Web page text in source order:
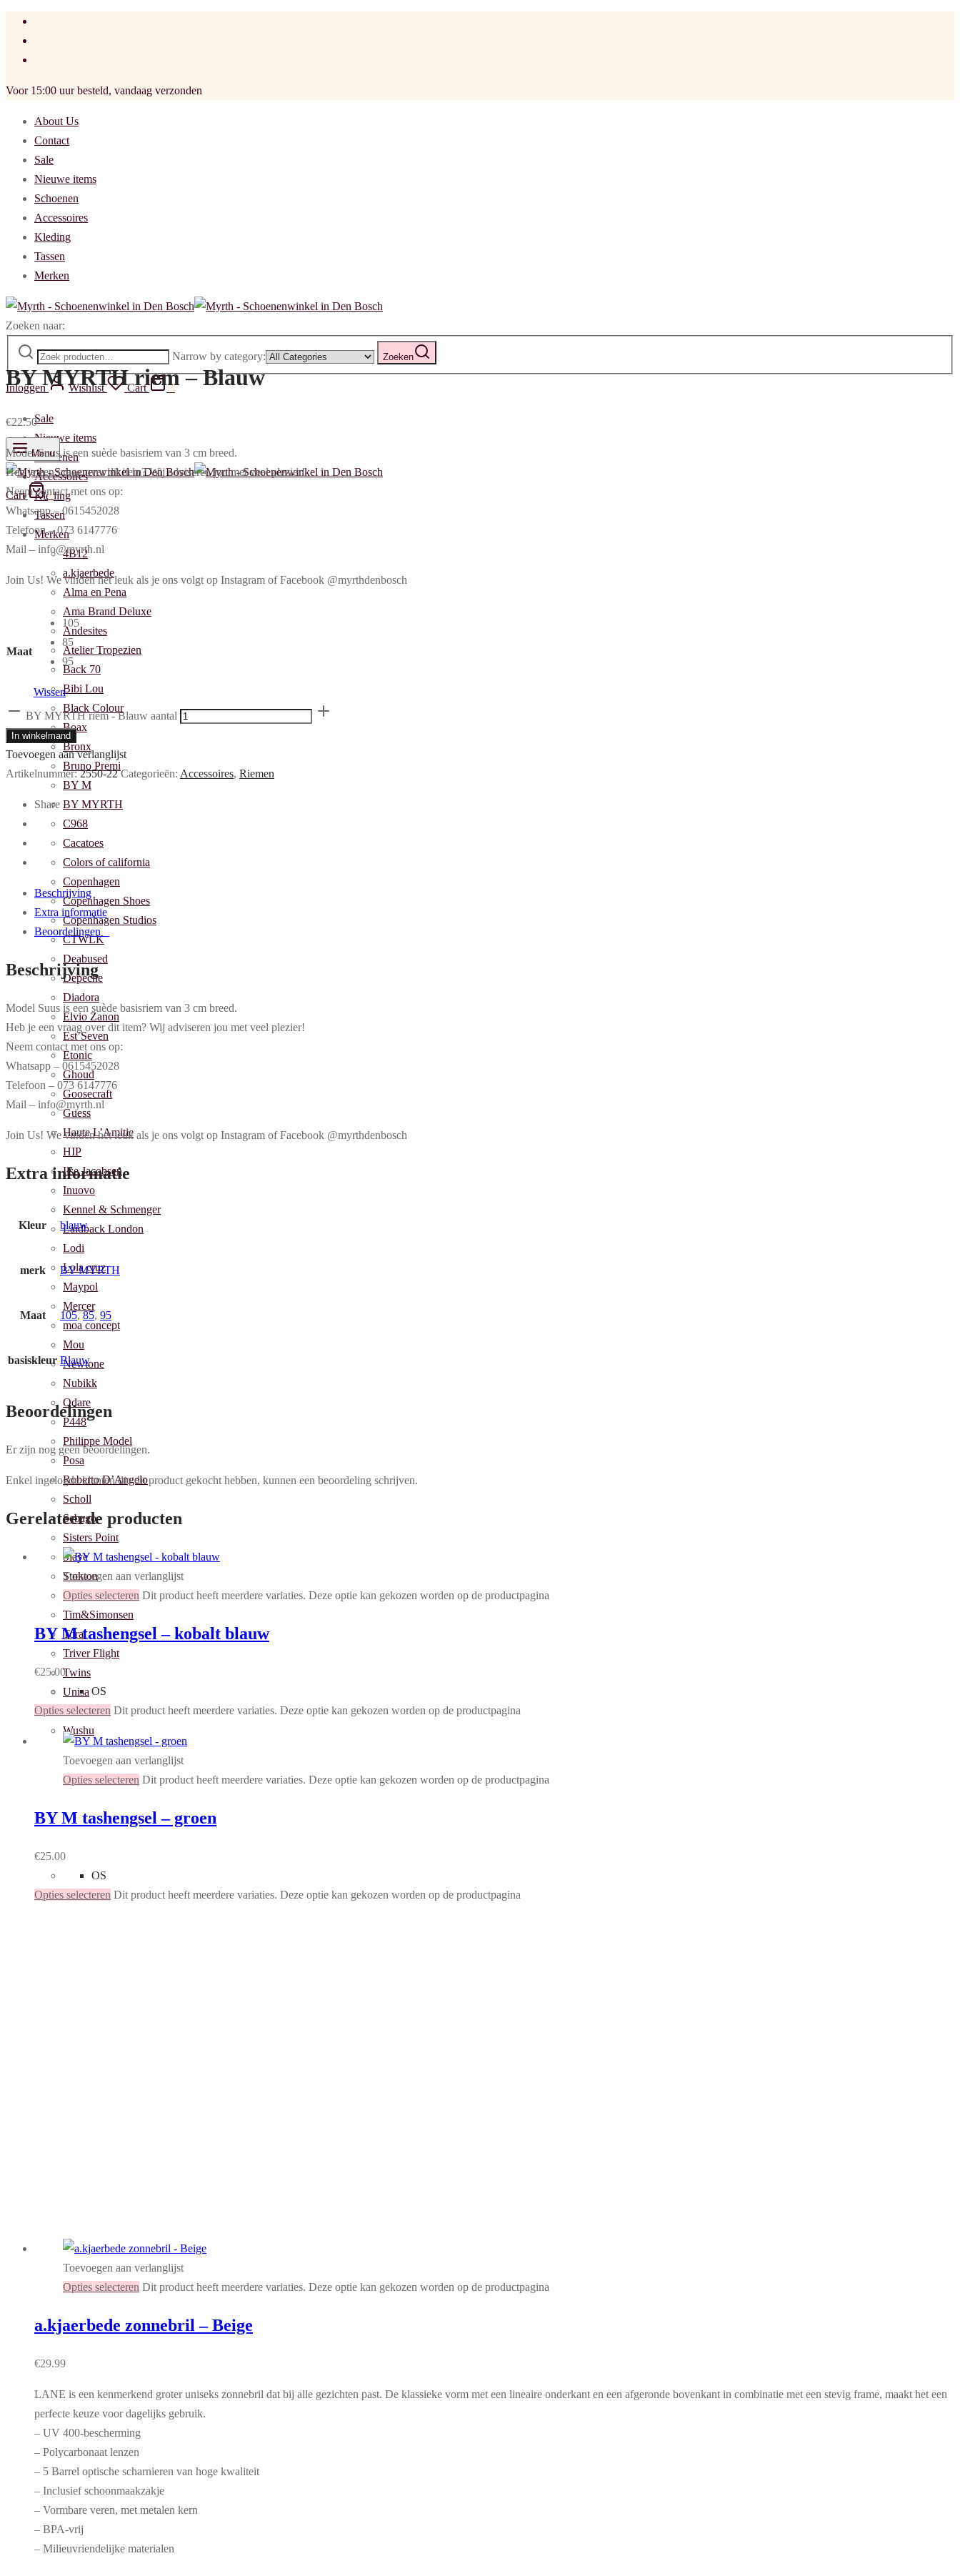
Voor 15:00 uur besteld, vandaag verzonden
About Us
Contact
Sale
Nieuwe items
Schoenen
Accessoires
Kleding
Tassen
Merken
Zoeken naar:
Narrow by category: Zoeken
Inloggen Wishlist Cart 0
Sale
Nieuwe items
Schoenen
Accessoires
Kleding
Tassen
Merken
4B12
a.kjaerbede
Alma en Pena
Ama Brand Deluxe
Andesites
Atelier Tropezien
Back 70
Bibi Lou
Black Colour
Boax
Bronx
Bruno Premi
BY M
BY MYRTH
C968
Cacatoes
Colors of california
Copenhagen
Copenhagen Shoes
Copenhagen Studios
CTWLK
Deabused
Depeche
Diadora
Elvio Zanon
Est’Seven
Etonic
Ghoud
Goosecraft
Guess
Haute L’Amitie
HIP
Ilse Jacobsen
Inuovo
Kennel & Schmenger
Laidback London
Lodi
Lola cruz
Maypol
Mercer
moa concept
Mou
Newtone
Nubikk
Odare
P448
Philippe Model
Posa
Roberto D’Angelo
Scholl
Sebago
Sisters Point
Slaye
Stokton
The Seller
Tim&Simonsen
Toral
Triver Flight
Twins
Unisa
Via Vai
Wushu
Menu
Cart 0
BY MYRTH riem – Blauw
€22.50
Model Suus is een suède basisriem van 3 cm breed.
Heb je een vraag over dit item? Wij adviseren jou met veel plezier!
Neem contact met ons op:
Whatsapp – 0615452028
Telefoon – 073 6147776
Mail – info@myrth.nl
Join Us! We vinden het leuk als je ons volgt op Instagram of Facebook @myrthdenbosch
Maat
105
85
95
Wissen
BY MYRTH riem - Blauw aantal
In winkelmand
Toevoegen aan verlanglijst
Artikelnummer:2550-22 Categorieën: Accessoires, Riemen
Share
Beschrijving
Extra informatie
Beoordelingen
Beschrijving
Model Suus is een suède basisriem van 3 cm breed.
Heb je een vraag over dit item? Wij adviseren jou met veel plezier!
Neem contact met ons op:
Whatsapp – 0615452028
Telefoon – 073 6147776
Mail – info@myrth.nl
Join Us! We vinden het leuk als je ons volgt op Instagram of Facebook @myrthdenbosch
Extra informatie
Kleur blauw
merk BY MYRTH
Maat 105,85, 95
basiskleur Blauw
Beoordelingen
Er zijn nog geen beoordelingen.
Enkel ingelogde klanten die dit product gekocht hebben, kunnen een beoordeling schrijven.
Gerelateerde producten
Toevoegen aan verlanglijst
Opties selecteren Dit product heeft meerdere variaties. Deze optie kan gekozen worden op de productpagina
BY M tashengsel – kobalt blauw
€25.00
OS
Opties selecteren Dit product heeft meerdere variaties. Deze optie kan gekozen worden op de productpagina
Toevoegen aan verlanglijst
Opties selecteren Dit product heeft meerdere variaties. Deze optie kan gekozen worden op de productpagina
BY M tashengsel – groen
€25.00
OS
Opties selecteren Dit product heeft meerdere variaties. Deze optie kan gekozen worden op de productpagina
Toevoegen aan verlanglijst
Opties selecteren Dit product heeft meerdere variaties. Deze optie kan gekozen worden op de productpagina
a.kjaerbede zonnebril – Beige
€29.99
LANE is een kenmerkend groter uniseks zonnebril dat bij alle gezichten past. De klassieke vorm met een lineaire onderkant en een afgeronde bovenkant in combinatie met een stevig frame, maakt het een
perfecte keuze voor dagelijks gebruik.
– UV 400-bescherming
– Polycarbonaat lenzen
– 5 Barrel optische scharnieren van hoge kwaliteit
– Inclusief schoonmaakzakje
– Vormbare veren, met metalen kern
– BPA-vrij
– Milieuvriendelijke materialen